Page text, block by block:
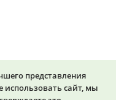
представления
использовать сайт, мы